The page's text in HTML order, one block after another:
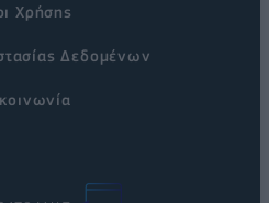
Χρήσης
Δεδομένων